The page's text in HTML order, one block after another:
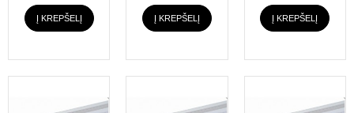
Į KREPŠELĮ Į KREPŠELĮ Į KREPŠELĮ